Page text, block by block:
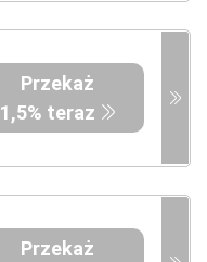
Przekaż
1,5% teraz
Przekaż